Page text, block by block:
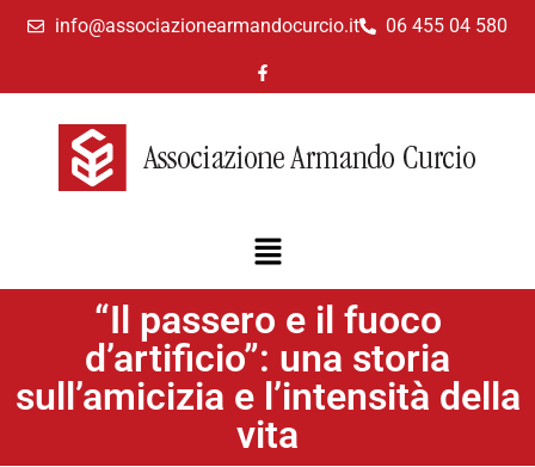
info@associazionearmandocurcio.it 06 455 04 580
“Il passero e il fuoco
d’artificio”: una storia
sull’amicizia e l’intensità della
vita